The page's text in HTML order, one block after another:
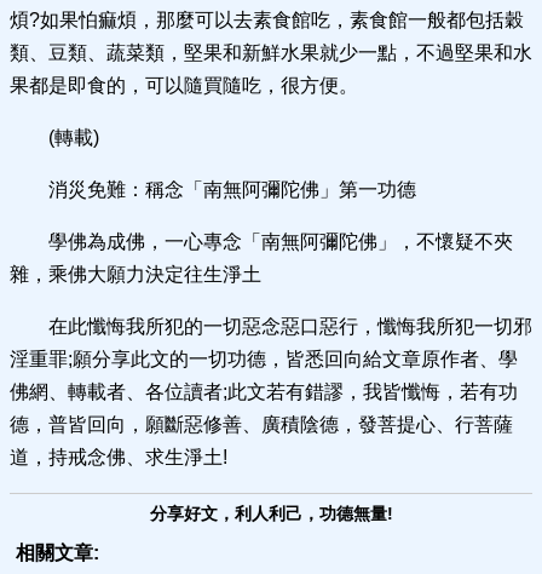
煩?如果怕痲煩，那麼可以去素食館吃，素食館一般都包括穀
類、豆類、蔬菜類，堅果和新鮮水果就少一點，不過堅果和水
果都是即食的，可以隨買隨吃，很方便。
(轉載)
消災免難：稱念「南無阿彌陀佛」第一功德
學佛為成佛，一心專念「南無阿彌陀佛」，不懷疑不夾
雜，乘佛大願力決定往生淨土
在此懺悔我所犯的一切惡念惡口惡行，懺悔我所犯一切邪
淫重罪;願分享此文的一切功德，皆悉回向給文章原作者、學
佛網、轉載者、各位讀者;此文若有錯謬，我皆懺悔，若有功
德，普皆回向，願斷惡修善、廣積陰德，發菩提心、行菩薩
道，持戒念佛、求生淨土!
分享好文，利人利己，功德無量!
相關文章: